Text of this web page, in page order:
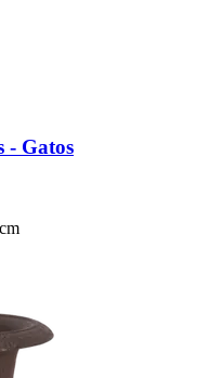
-​ Gatos